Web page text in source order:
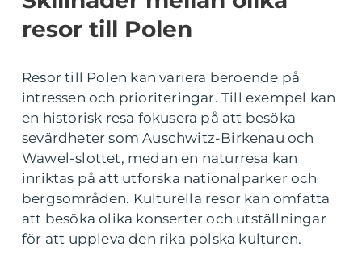
resor till Polen
Resor till Polen kan variera beroende på
intressen och prioriteringar. Till exempel kan
en historisk resa fokusera på att besöka
sevärdheter som Auschwitz-Birkenau och
Wawel-slottet, medan en naturresa kan
inriktas på att utforska nationalparker och
bergsområden. Kulturella resor kan omfatta
att besöka olika konserter och utställningar
för att uppleva den rika polska kulturen.